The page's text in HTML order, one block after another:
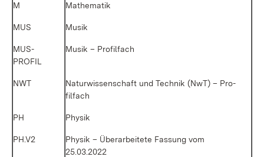
M Ma­the­ma­tik
MUS Mu­sik
MUS­
PROFIL
Mu­sik – Pro­fil­fach
NWT
Na­tur­wis­sen­schaft und Tech­nik (NwT) – Pro­
fil­fach
PH Phy­sik
PH.V2
Phy­sik – Über­ar­bei­te­te Fas­sung vom
25.03.2022